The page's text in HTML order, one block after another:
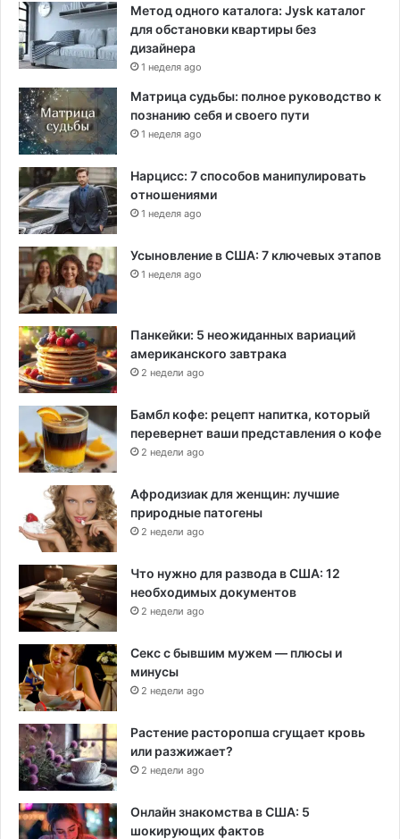
у
п
ц
и
в
м
э
р
и
и
Метод одного каталога: Jysk каталог
для обстановки квартиры без
дизайнера
1 неделя ago
Матрица судьбы: полное руководство к
познанию себя и своего пути
1 неделя ago
Нарцисс: 7 способов манипулировать
отношениями
1 неделя ago
Усыновление в США: 7 ключевых этапов
1 неделя ago
Панкейки: 5 неожиданных вариаций
американского завтрака
2 недели ago
Бамбл кофе: рецепт напитка, который
перевернет ваши представления о кофе
2 недели ago
Афродизиак для женщин: лучшие
природные патогены
2 недели ago
Что нужно для развода в США: 12
необходимых документов
2 недели ago
Секс с бывшим мужем — плюсы и
минусы
2 недели ago
Растение расторопша сгущает кровь
или разжижает?
2 недели ago
Онлайн знакомства в США: 5
шокирующих фактов